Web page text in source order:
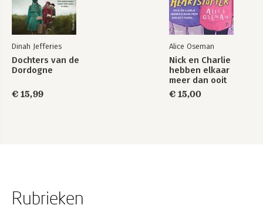
Dinah Jefferies
Dochters van de
Dordogne
€ 15,99
Alice Oseman
Nick en Charlie
hebben elkaar
meer dan ooit
nodig…
€ 15,00
Rubrieken